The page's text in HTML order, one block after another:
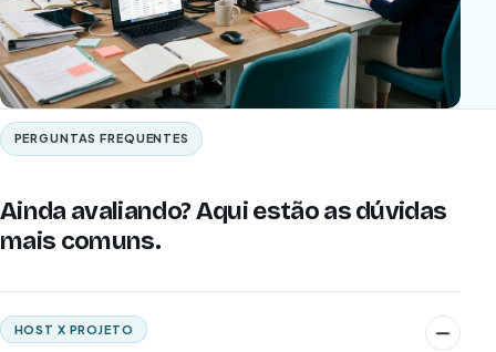
PERGUNTAS FREQUENTES
Ainda avaliando? Aqui estão as dúvidas
mais comuns.
HOST X PROJETO